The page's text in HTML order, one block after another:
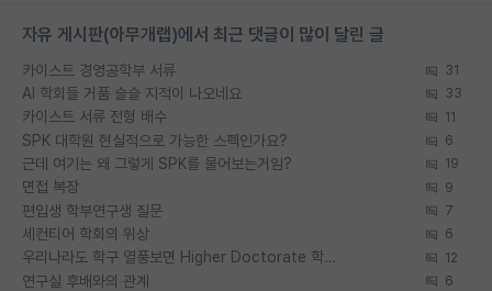
자유 게시판(아무개랩)에서 최근 댓글이 많이 달린 글
카이스트 경영공학부 서류 31
AI 학회들 거품 슬슬 지적이 나오네요 33
카이스트 서류 전형 배수 11
SPK 대학원 현실적으로 가능한 스펙인가요? 6
근데 여기는 왜 그렇게 SPK를 물어보는거임? 19
면접 복장 9
편입생 학부연구생 질문 7
세컨티어 학회의 위상 6
우리나라도 학구 열풍보면 Higher Doctorate 학위가 필요하다고 봅니다. 12
연구실 후배와의 관계 6